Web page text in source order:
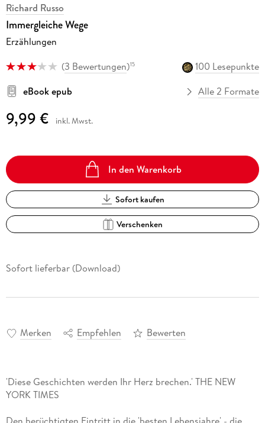
Richard Russo
Immergleiche Wege
Erzählungen
(3 Bewertungen)15
100 Lesepunkte
eBook epub
Alle 2 Formate
9,99 € inkl. Mwst.
In den Warenkorb
Sofort kaufen
Verschenken
Sofort lieferbar (Download)
Merken Empfehlen Bewerten
'Diese Geschichten werden Ihr Herz brechen.' THE NEW
YORK TIMES